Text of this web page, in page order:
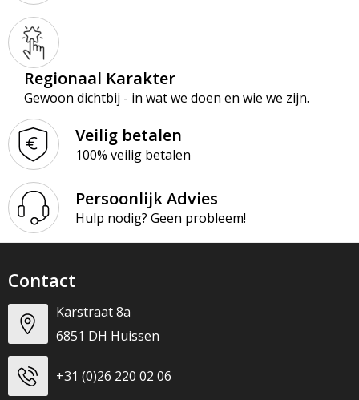
Regionaal Karakter
Gewoon dichtbij - in wat we doen en wie we zijn.
Veilig betalen
100% veilig betalen
Persoonlijk Advies
Hulp nodig? Geen probleem!
Contact
Karstraat 8a
6851 DH Huissen
+31 (0)26 220 02 06